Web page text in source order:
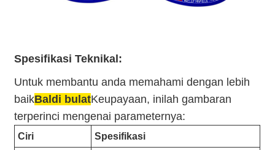
Spesifikasi Teknikal:
Untuk membantu anda memahami dengan lebih
baikBaldi bulatKeupayaan, inilah gambaran
terperinci mengenai parameternya:
Ciri Spesifikasi